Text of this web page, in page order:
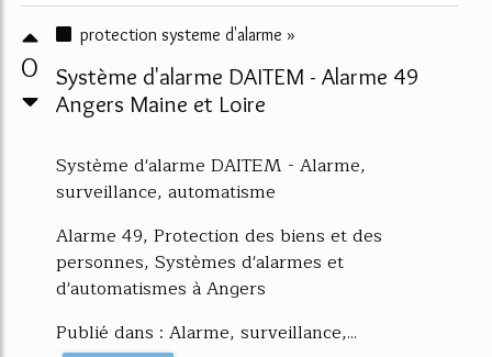
0
protection systeme d'alarme »
Système d'alarme DAITEM - Alarme 49
Angers Maine et Loire
Système d'alarme DAITEM - Alarme,
surveillance, automatisme
Alarme 49, Protection des biens et des
personnes, Systèmes d'alarmes et
d'automatismes à Angers
Publié dans : Alarme, surveillance,...